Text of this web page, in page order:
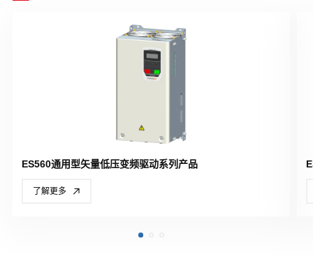
ES560通用型矢量低压变频驱动系列产品
了解更多